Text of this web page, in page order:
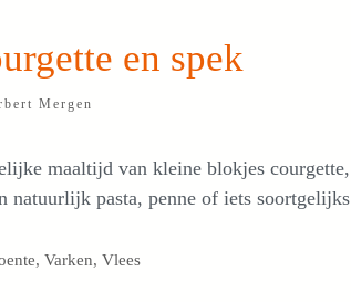
en spek
Mergen
maaltijd van kleine blokjes courgette,
natuurlijk pasta, penne of iets
,Varken,Vlees